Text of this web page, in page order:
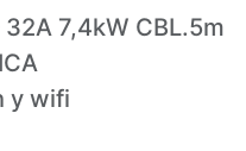
32A 7,4kW CBL.5m
y wifi